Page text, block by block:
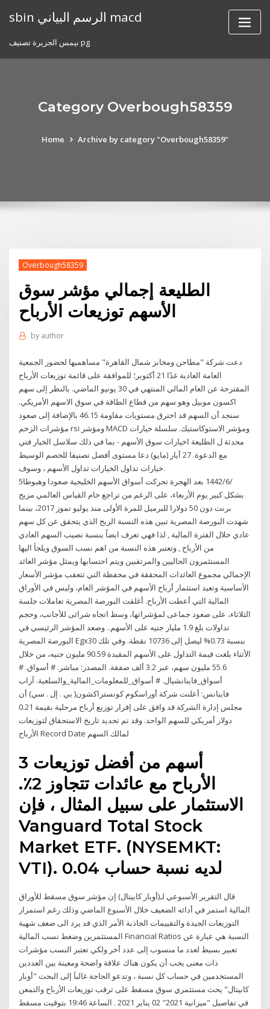
sbin الرسم البياني macd
نيمس الجزيرة تصنيف pg
Category Overbough58359
Home Archive by category "Overbough58359"
Overbough58359
الطليعة إجمالي مؤشر سوق
الأسهم توزيعات الأرباح
by author
دعت شركة "مطاحن ومخابز شمال القاهرة" مساهميها لحضور الجمعية
العامة العادية غدًا 21 أكتوبر؛ للموافقة على قائمة توزيعات الأرباح
المقترحة عن العام المالي المنتهي في 30 يونيو الماضي. بالنظر إلى سهم
اكسون موبيل وهو سهم من قطاع الطاقة في سوق الاسهم الأمريكي.
سنجد أن السهم قد اخترق مستويات مقاومة 46.15 بالإضافة إلى صعود
مؤشرات الزخم rsi ومؤشر MACD ومؤشر الاستوكاستيك. سلسلة خيارات
محدثة ل الطليعة اخيارات سوق الأسهم - بما في ذلك سلاسل الخيار فتي
مع الدعوة. 27 أيار (مايو) دعا مستوى أفضل تصنيفا للخصم الوسيط
خيارات تداول الخيارات تداول الأسهم ، وسوف.
5‏‏/6‏‏/1442 بعد الهجرة تحركت أسواق الأسهم الخليجية صعودا وهبوطا
بشكل كبير يوم الأربعاء، على الرغم من تراجع خام القياس العالمي مزيج
برنت دون 50 دولارا للبرميل للمرة الأولى منذ يوليو تموز 2017، بينما
شهدت البورصة المصرية تبين هذه النسبة الربح الذي يتحقق عن كل سهم
عادي خلال الفترة المالية , لذا فهي تعرف ايضاً بنسبة نصيب السهم العادي
من الأرباح , وتعتبر هذه النسبة من اهم نسب السوق ويلجأ اليها
المستثمرون الحاليين والمرتقبين ويتم احتسابها ويمثل مؤشر العائد
الإجمالي مجموع العائدات المحققة في محفظة التي تتعقب مؤشر الأسعار
الأساسية وتعيد استثمار أرباح الأسهم في المؤشر العام، وليس في الأوراق
المالية التي أعطت الأرباح. أغلقت البورصة المصرية تعاملات جلسة
الثلاثاء، على صعود جماعى لمؤشراتها، وسط اتجاه شرائى للأجانب، وحجم
تداولات بلغ 1.9 مليار جنيه على الأسهم.. وصعد المؤشر الرئيسي في
البورصة المصرية Egx30 بنسبة 0.73% ليصل إلى 10736 نقطة. وفي تلك
الأثناء بلغت قيمة التداول على الأسهم المقيدة 90.59 مليون جنيه، من خلال
55.6 مليون سهم، عبر 3.2 ألف صفقة. المصدر: مباشر. # أسواق. #
أسواق_فاينانشيال. # أسواق_للمعلومات_المالية_والسلعية. آراب
فاينانس: أعلنت شركة أوراسكوم كونستراكشون( بي . إل . سي) أن
مجلس إدارة الشركة قد وافق على إقرار توزيع أرباح مرحلية بقيمة 0.21
دولار أمريكي للسهم الواحد. وقد تم تحديد تاريخ الاستحقاق لتوزيعات
الأرباح Record Date لمالك السهم
3 أسهم من أفضل توزيعات
الأرباح مع عائدات تتجاوز 2٪.
الاستثمار على سبيل المثال ، فإن
Vanguard Total Stock
Market ETF. (NYSEMKT:
قال التقرير الأسبوعي لـ(أوبار كابيتال) إن مؤشر سوق مسقط للأوراق
المالية استمر في أدائه الضعيف خلال الأسبوع الماضي وذلك رغم استمرار
التوزيعات الجيدة والتقييمات الجاذبة الأمر الذي قد يرد الى ضعف شهية
المستثمرين وضغط نسب المالية Financial Ratios النسبة هي عبارة عن
تعبير بسيط لعدد ما منسوب إلى عدد أخر ولكي تعتبر النسب مؤشرات
ذات معنى يجب أن يكون هناك علاقة واضحة ومعينة بين العددين
المستخدمين في حساب كل نسبة ، وتدعو الحاجة غالباَ إلى البحث "أوبار
كابيتال" يحث مستثمري سوق مسقط على ترقب توزيعات الأرباح والتمعن
في تفاصيل "ميزانية 2021" 02 يناير 2021 . الساعة 19:46 بتوقيت مسقط